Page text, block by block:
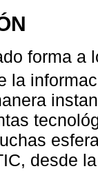
forma a
la
desde